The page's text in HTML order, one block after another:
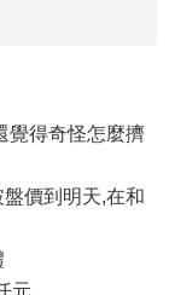
覺得奇怪怎麼擠
價到明天,在和
元